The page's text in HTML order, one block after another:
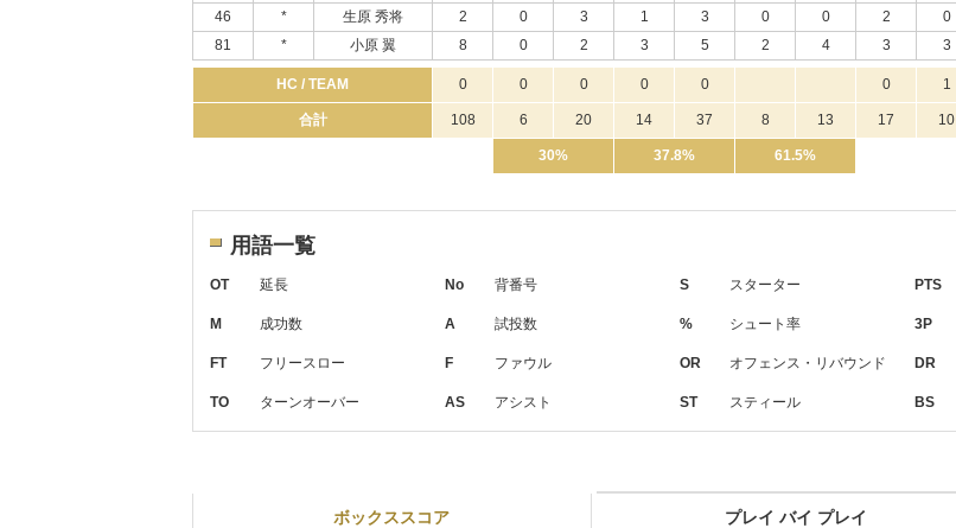
46 * 生原 秀将 2 0 3 1 3 0 0 2 0
81
* 小原 翼 8 0 2 3 5 2 4 3 3
HC / TEAM 0 0 0 0 0 0 1
合計 108 6 20 14 37 8 13 17 10
30% 37.8% 61.5%
用語一覧
OT 延長 No 背番号 S スターター PTS
M 成功数 A 試投数 % シュート率 3P
FT フリースロー F ファウル OR オフェンス・リバウンド DR
TO ターンオーバー AS アシスト ST スティール BS
ボックススコア プレイ バイ プレイ